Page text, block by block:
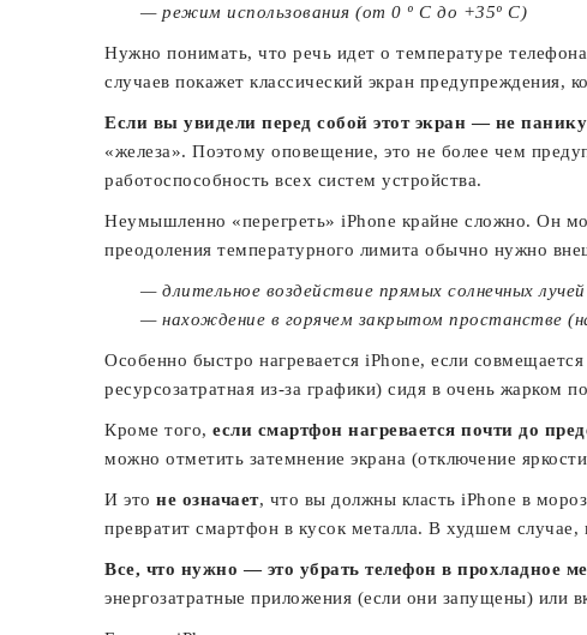
— режим использования (от 0 º C до +35º C)
Нужно понимать, что речь идет о температуре
случаев покажет классический экран
Если вы увидели перед собой этот экран — не
«железа». Поэтому оповещение, это не более чем
работоспособность всех систем устройства.
Неумышленно «перегреть» iPhone крайне сложно. Он
преодоления температурного лимита обычно нужно
— длительное воздействие прямых солнечных
— нахождение в горячем закрытом простанстве
Особенно быстро нагревается iPhone, если
ресурсозатратная из-за графики) сидя в очень жарком
Кроме того, если смартфон нагревается почти до
можно отметить затемнение экрана (отключение
И это не означает, что вы должны класть iPhone в
превратит смартфон в кусок металла. В худшем случае,
Все, что нужно — это убрать телефон в прохладное
энергозатратные приложения (если они запущены) или